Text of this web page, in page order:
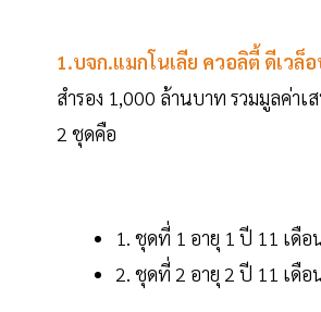
1.บจก.แมกโนเลีย ควอลิตี้ ดีเวล็
สำรอง 1,000 ล้านบาท รวมมูลค่า
2 ชุดคือ
1. ชุดที่ 1 อายุ 1 ปี 11 เดื
2. ชุดที่ 2 อายุ 2 ปี 11 เดื